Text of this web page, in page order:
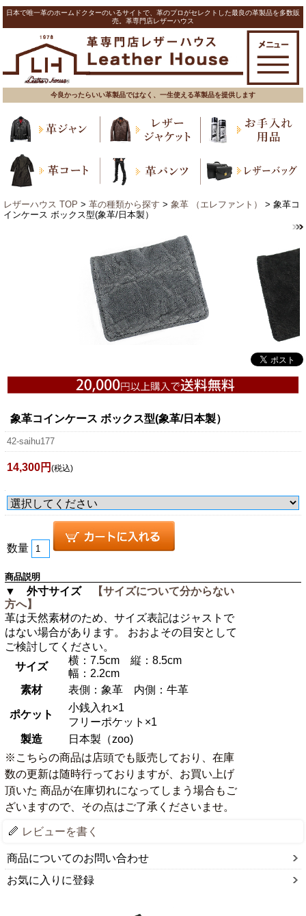
日本で唯一革のホームドクターのいるサイトで、革のプロがセレクトした最良の革製品を多数販
売。革専門店レザーハウス
今良かったらいい革製品ではなく、一生使える革製品を提供します
レザーハウス TOP > 革の種類から探す > 象革 （エレファント）
> 象革コ
インケース ボックス型(象革/日本製）
象革コインケース ボックス型(象革/日本製）
42-saihu177
14,300円 (税込)
数量
商品説明
▼ 外寸サイズ
【サイズについて分からない
方へ】
革は天然素材のため、サイズ表記はジャストで
はない場合があります。 おおよその目安として
ご検討してください。
サイズ
横：7.5cm 縦：8.5cm
幅：2.2cm
素材
表側：象革 内側：牛革
ポケット
小銭入れ×1
フリーポケット×1
製造
日本製（zoo)
※こちらの商品は店頭でも販売しており、在庫
数の更新は随時行っておりますが、お買い上げ
頂いた 商品が在庫切れになってしまう場合もご
ざいますので、その点はご了承くださいませ。
レビューを書く
商品についてのお問い合わせ
お気に入りに登録